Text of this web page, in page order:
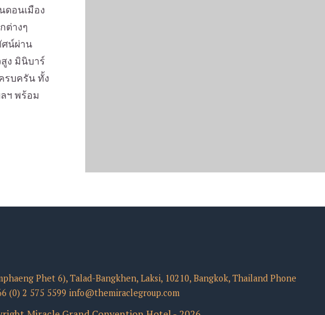
ดอนเมือง
ต่างๆ
ศน์ผ่าน
ง มินิบาร์
รบครัน ทั้ง
ฯ พร้อม
Phet 6), Talad-Bangkhen, Laksi, 10210, Bangkok, Thailand Phone
(0) 2 575 5599 info@themiraclegroup.com